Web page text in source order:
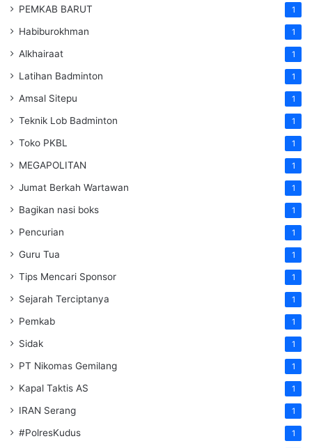
PEMKAB BARUT 1
Habiburokhman 1
Alkhairaat 1
Latihan Badminton 1
Amsal Sitepu 1
Teknik Lob Badminton 1
Toko PKBL 1
MEGAPOLITAN 1
Jumat Berkah Wartawan 1
Bagikan nasi boks 1
Pencurian 1
Guru Tua 1
Tips Mencari Sponsor 1
Sejarah Terciptanya 1
Pemkab 1
Sidak 1
PT Nikomas Gemilang 1
Kapal Taktis AS 1
IRAN Serang 1
#PolresKudus 1